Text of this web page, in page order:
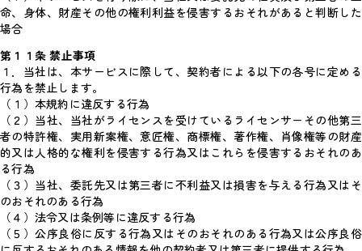
命、身体、財産その他の権利利益を侵害するおそれがあると判断した
場合
第１１条 禁止事項
１．当社は、本サービスに際して、契約者による以下の各号に定める
行為を禁止します。
（１）本規約に違反する行為
（２）当社、当社がライセンスを受けているライセンサーその他第三
者の特許権、実用新案権、意匠権、商標権、著作権、肖像権等の財産
的又は人格的な権利を侵害する行為又はこれらを侵害するおそれのあ
る行為
（３）当社、委託先又は第三者に不利益又は損害を与える行為又はそ
のおそれのある行為
（４）法令又は条例等に違反する行為
（５）公序良俗に反する行為又はそのおそれのある行為又は公序良俗